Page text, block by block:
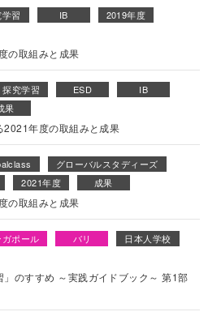
習 IB
2019年度
の取組みと成果
探究学習 ESD
IB
果
2021年度の取組みと成果
グローバルスタディーズ
2021年度 成果
の取組みと成果
ガポール バリ
日本人学校
」のすすめ ～実践ガイドブック～ 第1部